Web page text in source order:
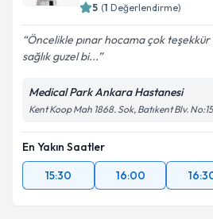
5 (1 Değerlendirme)
Öncelikle pınar hocama çok
sağlık guzel bi...
Medical Park Ankara Hastanesi
Kent Koop Mah 1868. Sok, Batıkent Blv. No:15
En Yakın Saatler
15:30
16:00